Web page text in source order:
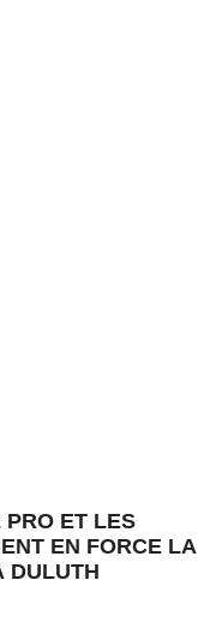
PRO ET LES
EN FORCE LA
DULUTH